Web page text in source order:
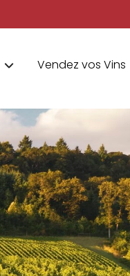
Vendez vos Vins